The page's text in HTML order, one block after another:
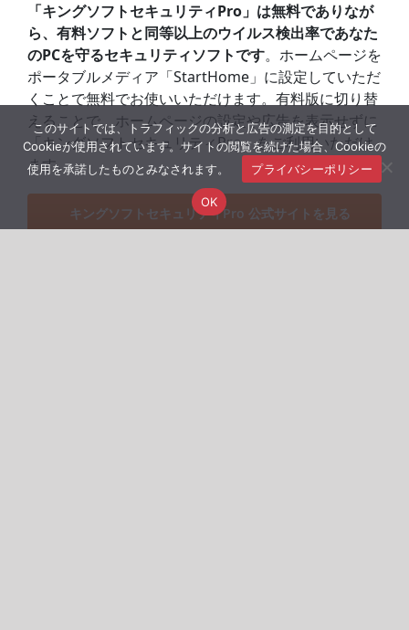
「キングソフトセキュリティPro」は無料でありなが
ら、有料ソフトと同等以上のウイルス検出率であなた
のPCを守るセキュリティソフトです。ホームページを
ポータブルメディア「StartHome」に設定していただ
くことで無料でお使いいただけます。有料版に切り替
えることで、ホームページの設定や広告を表示せずに
「キングソフトセキュリティPro」をご利用いただけ
ます。
キングソフトセキュリティPro 公式サイトを見る
このサイトでは、トラフィックの分析と広告の測定を目的として
Cookieが使用されています。サイトの閲覧を続けた場合、Cookieの
使用を承諾したものとみなされます。
プライバシーポリシー
OK